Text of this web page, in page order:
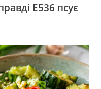
Е536 псує